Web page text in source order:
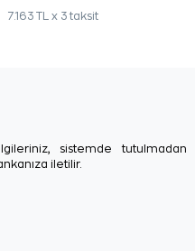
7.163 TL x 3 taksit
sistemde tutulmadan
iletilir.